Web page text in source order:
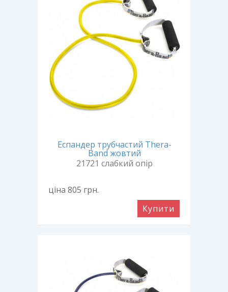
Еспандер трубчастий Thera-
Band жовтий
21721 слабкий опір
ціна 805 грн.
Купити